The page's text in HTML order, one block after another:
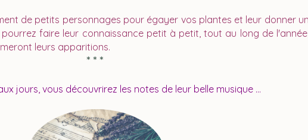
de petits personnages pour égayer vos plantes et leur donner un
faire leur connaissance petit à petit, tout au long de
leurs apparitions.
* * *
jours, vous découvrirez les notes de leur belle musique ...